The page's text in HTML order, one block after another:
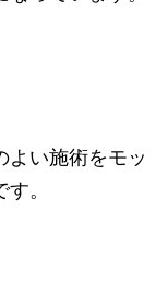
よい施術をモッ
。